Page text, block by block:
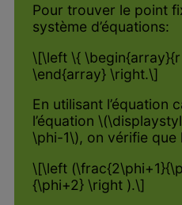
Pour trouver le point
système d’équations:
\[\left \{ \begin{array}{r
\end{array} \right.\]
En utilisant l’équation
l’équation
\phi-1\), on vérifie que
\[\left
{\phi+2} \right ).\]